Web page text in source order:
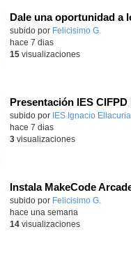
Contenido educativo.
subido por Felicisimo G.
hace 7 dias
15visualizaciones
Contenido educativo.
subido por IES Ignacio Ellacuria
hace 7 dias
3visualizaciones
Contenido educativo.
subido por Felicisimo G.
hace una semana
14visualizaciones